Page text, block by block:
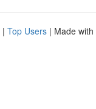
| Top Users | Made with